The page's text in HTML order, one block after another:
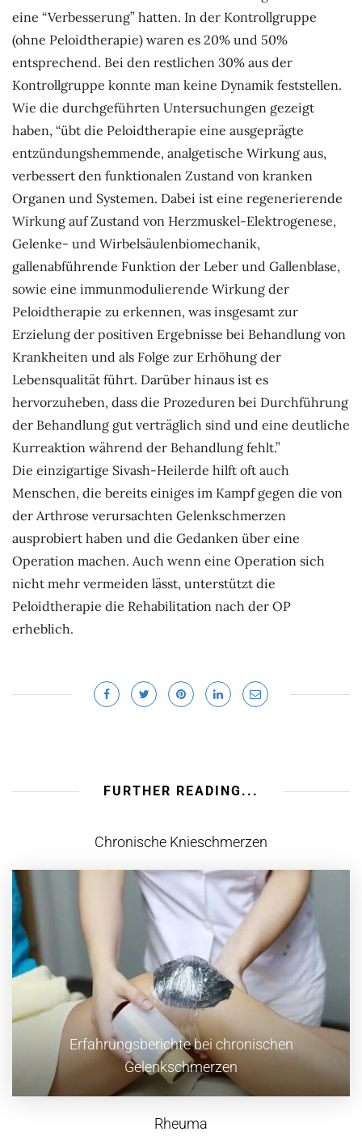
eine “Verbesserung” hatten. In der Kontrollgruppe
(ohne Peloidtherapie) waren es 20% und 50%
entsprechend. Bei den restlichen 30% aus der
Kontrollgruppe konnte man keine Dynamik feststellen.
Wie die durchgeführten Untersuchungen gezeigt
haben, “übt die Peloidtherapie eine ausgeprägte
entzündungshemmende, analgetische Wirkung aus,
verbessert den funktionalen Zustand von kranken
Organen und Systemen. Dabei ist eine regenerierende
Wirkung auf Zustand von Herzmuskel-Elektrogenese,
Gelenke- und Wirbelsäulenbiomechanik,
gallenabführende Funktion der Leber und Gallenblase,
sowie eine immunmodulierende Wirkung der
Peloidtherapie zu erkennen, was insgesamt zur
Erzielung der positiven Ergebnisse bei Behandlung von
Krankheiten und als Folge zur Erhöhung der
Lebensqualität führt. Darüber hinaus ist es
hervorzuheben, dass die Prozeduren bei Durchführung
der Behandlung gut verträglich sind und eine deutliche
Kurreaktion während der Behandlung fehlt.”
Die einzigartige Sivash-Heilerde hilft oft auch
Menschen, die bereits einiges im Kampf gegen die von
der Arthrose verursachten Gelenkschmerzen
ausprobiert haben und die Gedanken über eine
Operation machen. Auch wenn eine Operation sich
nicht mehr vermeiden lässt, unterstützt die
Peloidtherapie die Rehabilitation nach der OP
erheblich.
FURTHER READING...
Chronische Knieschmerzen
Erfahrungsberichte bei chronischen
Gelenkschmerzen
Rheuma